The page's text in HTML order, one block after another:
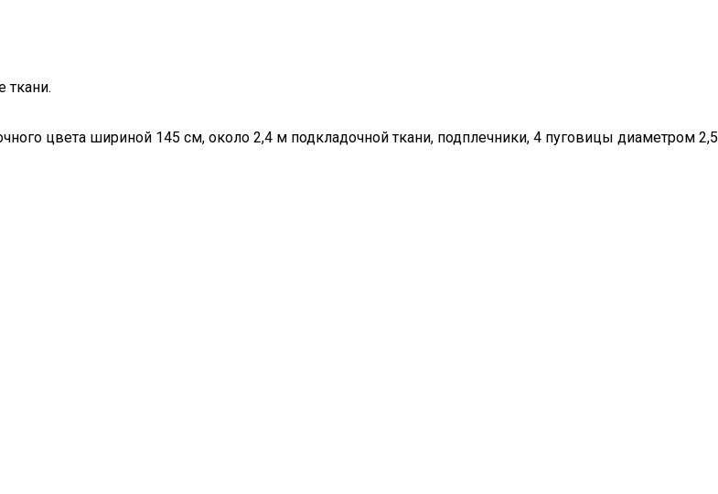
ткани.
цвета шириной 145 см, около 2,4 м подкладочной ткани, подплечники, 4 пуговицы диаметром 2,5